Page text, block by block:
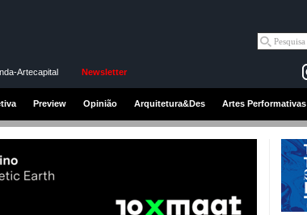
Artecapital Newsletter
Preview Opinião Arquitetura&Des Artes Performativas